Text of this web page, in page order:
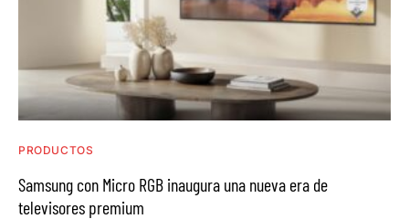
PRODUCTOS
Samsung con Micro RGB inaugura una nueva era de
televisores premium